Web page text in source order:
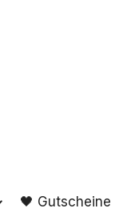
🖤 Gutscheine